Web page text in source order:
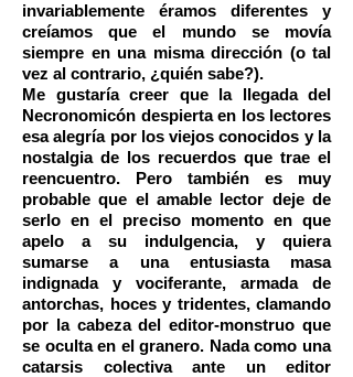
invariablemente éramos diferentes y
creíamos que el mundo se movía
siempre en una misma dirección (o tal
vez al contrario, ¿quién sabe?).
Me gustaría creer que la llegada del
Necronomicón despierta en los lectores
esa alegría por los viejos conocidos y la
nostalgia de los recuerdos que trae el
reencuentro. Pero también es muy
probable que el amable lector deje de
serlo en el preciso momento en que
apelo a su indulgencia, y quiera
sumarse a una entusiasta masa
indignada y vociferante, armada de
antorchas, hoces y tridentes, clamando
por la cabeza del editor-monstruo que
se oculta en el granero. Nada como una
catarsis colectiva ante un editor